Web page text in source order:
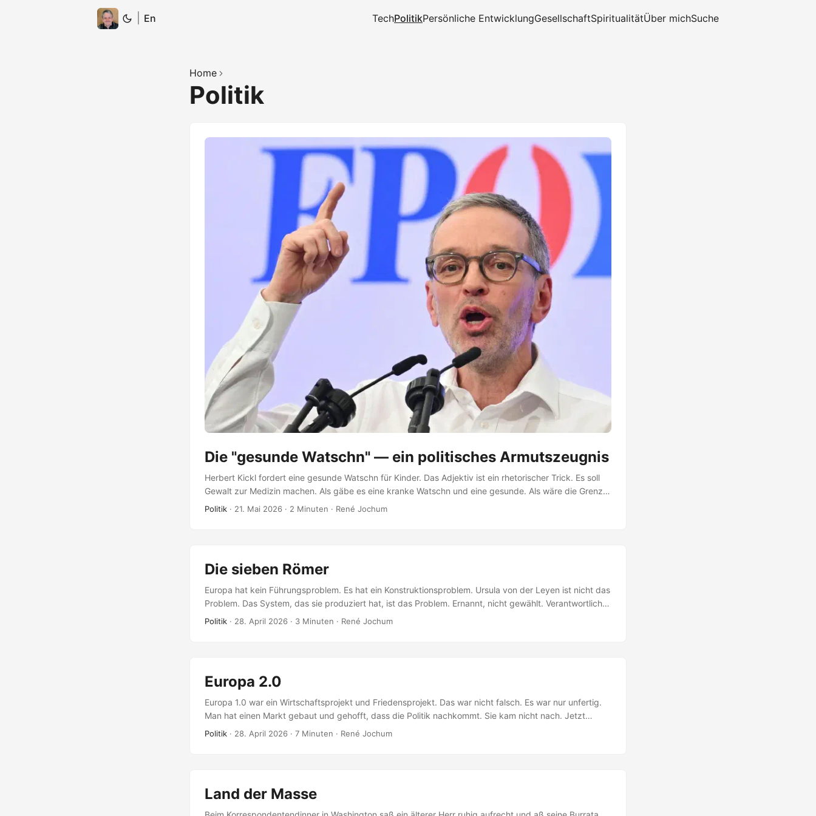
En TechPolitikPersönliche EntwicklungGesellschaftSpiritualitätÜber michSuche
Home
Politik
Die "gesunde Watschn" — ein politisches Armutszeugnis
Herbert Kickl fordert eine gesunde Watschn für Kinder. Das Adjektiv ist ein rhetorischer Trick. Es soll
Gewalt zur Medizin machen. Als gäbe es eine kranke Watschn und eine gesunde. Als wäre die Grenze
zwischen Erziehung und Misshandlung eine Frage der Dosierung. Ist sie nicht. Kinder können nie was
Politik · 21. Mai 2026 · 2 Minuten · René Jochum
Die sieben Römer
Europa hat kein Führungsproblem. Es hat ein Konstruktionsproblem. Ursula von der Leyen ist nicht das
Problem. Das System, das sie produziert hat, ist das Problem. Ernannt, nicht gewählt. Verantwortlich
gegenüber Gremien, die niemand benennen kann. Ein Gesicht ohne Mandat. Das ist kein
Politik · 28. April 2026 · 3 Minuten · René Jochum
Europa 2.0
Europa 1.0 war ein Wirtschaftsprojekt und Friedensprojekt. Das war nicht falsch. Es war nur unfertig.
Man hat einen Markt gebaut und gehofft, dass die Politik nachkommt. Sie kam nicht nach. Jetzt
spüren die Menschen Brüssel als Regulierung — aber nicht als Demokratie. Das ist kein
Politik · 28. April 2026 · 7 Minuten · René Jochum
Land der Masse